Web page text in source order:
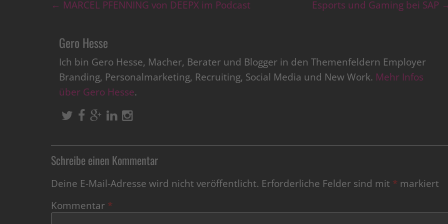
← MARCEL PFENNING von DEEPX im Podcast Esports und Gaming bei SAP
Gero Hesse
Ich bin Gero Hesse, Macher, Berater und Blogger in den Themenfeldern Employer
Branding, Personalmarketing, Recruiting, Social Media und New Work. Mehr Infos
über Gero Hesse.
Schreibe einen Kommentar
Deine E-Mail-Adresse wird nicht veröffentlicht. Erforderliche Felder sind mit * markiert
Kommentar *